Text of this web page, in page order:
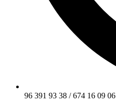
96 391 93 38 / 674 16 09 06